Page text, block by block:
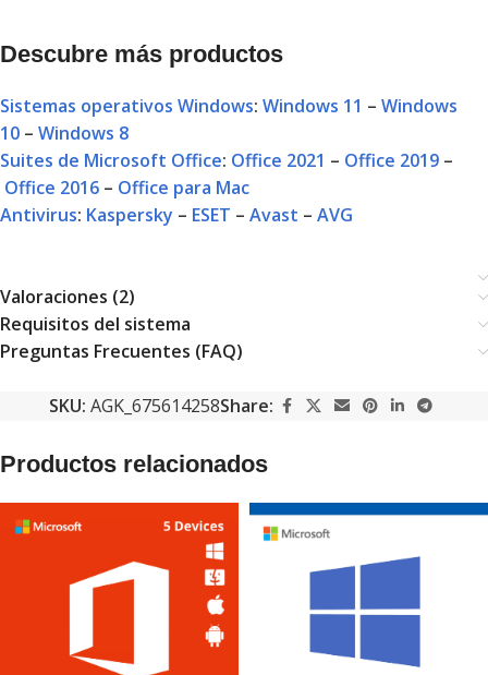
Descubre más productos
Sistemas operativos Windows: Windows 11 – Windows
10 – Windows 8
Suites de Microsoft Office: Office 2021 – Office 2019 –
Office 2016 – Office para Mac
Antivirus: Kaspersky – ESET – Avast – AVG
Valoraciones (2)
Requisitos del sistema
Preguntas Frecuentes (FAQ)
SKU: AGK_675614258Share:
Productos relacionados